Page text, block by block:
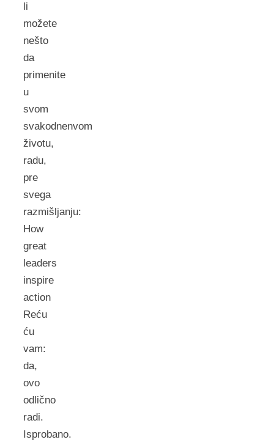
li
možete
nešto
da
primenite
u
svom
svakodnenvom
životu,
radu,
pre
svega
razmišljanju:
How
great
leaders
inspire
action
Reću
ću
vam:
da,
ovo
odlično
radi.
Isprobano.